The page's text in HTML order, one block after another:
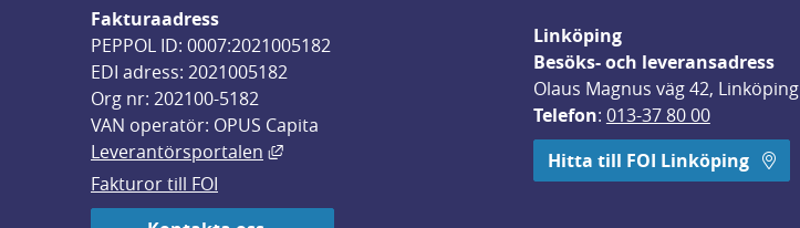
Fakturaadress
PEPPOL ID: 0007:2021005182
EDI adress: 2021005182
Org nr: 202100-5182
VAN operatör: OPUS Capita
Leverantörsportalen
Länk till annan webbplats, öppnas i nytt fönster.
Fakturor till FOI
Linköping
Besöks- och leveransadress
Olaus Magnus väg 42, Linköping
Telefon: 013-37 80 00
Hitta till FOI Linköping